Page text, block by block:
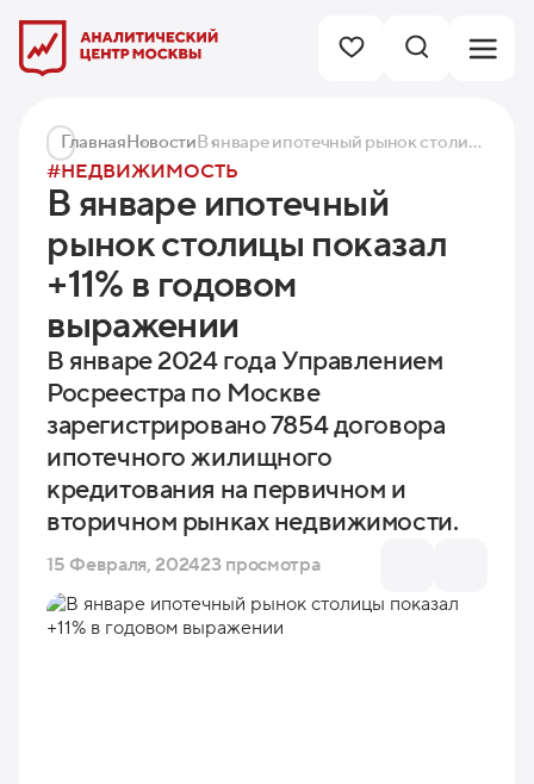
ГлавнаяНовости В январе ипотечный рынок столицы показал +11% в годовом выражении
#НЕДВИЖИМОСТЬ
В январе ипотечный
рынок столицы показал
+11% в годовом
выражении
В январе 2024 года Управлением
Росреестра по Москве
зарегистрировано 7854 договора
ипотечного жилищного
кредитования на первичном и
вторичном рынках недвижимости.
15 Февраля, 202423 просмотра